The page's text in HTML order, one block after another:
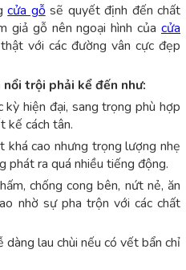
cửa gỗsẽ quyết định đến chất
giả gỗ nên ngoại hình của cửa
với các đường vân cực đẹp
trội phải kể đến như:
kỳ hiện đại, sang trọng phù hợp
kế cách tân.
khá cao nhưng trọng lượng nhẹ
phát ra quá nhiều tiếng động.
chống cong bên, nứt nẻ, ăn
nhờ sự pha trộn với các chất
dàng lau chùi nếu có vết bẩn chỉ